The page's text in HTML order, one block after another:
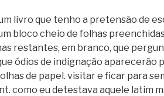
livro que tenho a pretensão de
bloco cheio de folhas
restantes, em branco, que
ódios de indignação aparecerão
de papel. visitar e ficar para
como eu detestava aquele latim